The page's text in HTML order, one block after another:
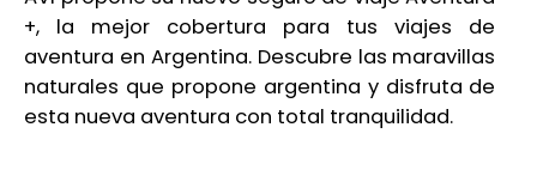
+, la mejor cobertura para tus viajes de
aventura en Argentina. Descubre las maravillas
naturales que propone argentina y disfruta de
esta nueva aventura con total tranquilidad.